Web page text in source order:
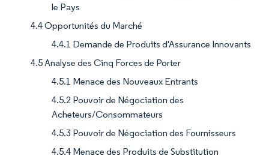
le Pays
4.4 Opportunités du Marché
4.4.1 Demande de Produits d'Assurance Innovants
4.5 Analyse des Cinq Forces de Porter
4.5.1 Menace des Nouveaux Entrants
4.5.2 Pouvoir de Négociation des
Acheteurs/Consommateurs
4.5.3 Pouvoir de Négociation des Fournisseurs
4.5.4 Menace des Produits de Substitution